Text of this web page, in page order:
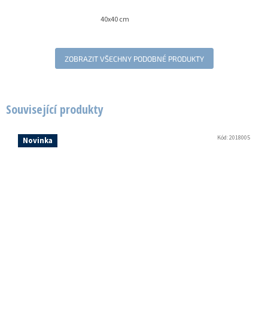
Související produkty
Novinka Kód:2018005
40x40 cm
ZOBRAZIT VŠECHNY PODOBNÉ PRODUKTY